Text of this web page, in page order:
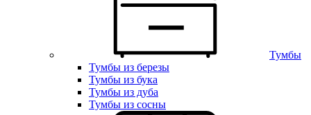
Тумбы
Тумбы из березы
Тумбы из бука
Тумбы из дуба
Тумбы из сосны